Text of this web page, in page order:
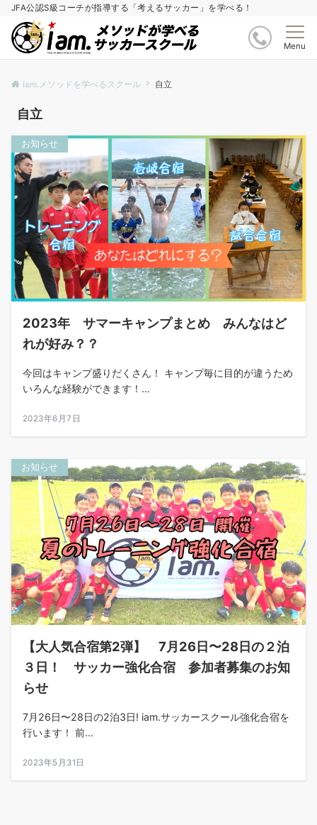
JFA公認S級コーチが指導する「考えるサッカー」を学べる！
Menu
Iam.メソッドを学べるスクール 自立
自立
お知らせ
2023年 サマーキャンプまとめ みんなはど
れが好み？？
今回はキャンプ盛りだくさん！ キャンプ毎に目的が違うため
いろんな経験ができます！...
2023年6月7日
お知らせ
【大人気合宿第2弾】 7月26日〜28日の２泊
３日！ サッカー強化合宿 参加者募集のお知
らせ
7月26日〜28日の2泊3日! iam.サッカースクール強化合宿を
行います！ 前...
2023年5月31日